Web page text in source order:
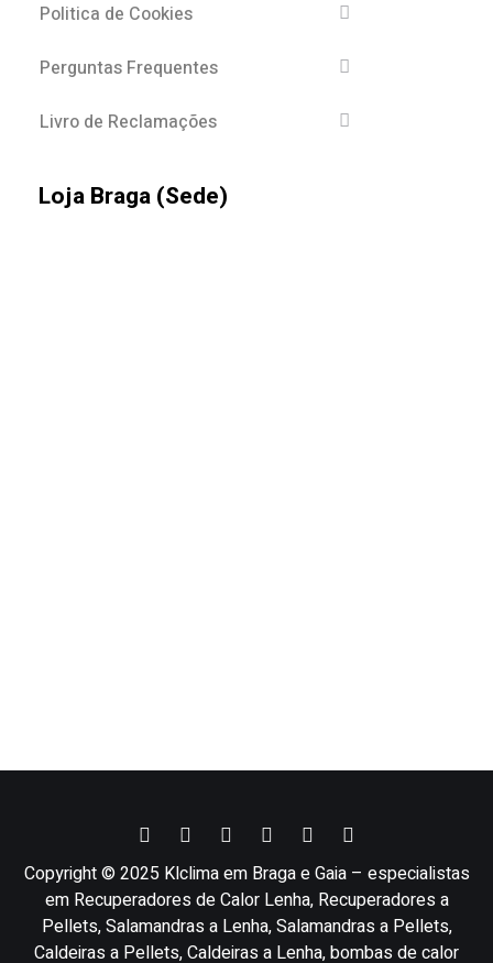
Politica de Cookies
Perguntas Frequentes
Livro de Reclamações
Loja Braga (Sede)
Copyright © 2025 Klclima em Braga e Gaia – especialistas
em Recuperadores de Calor Lenha, Recuperadores a
Pellets, Salamandras a Lenha, Salamandras a Pellets,
Caldeiras a Pellets, Caldeiras a Lenha, bombas de calor